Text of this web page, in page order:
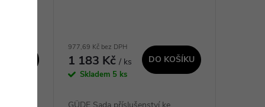
977,69 Kč bez DPH
1 183 Kč / ks
Skladem 5 ks
DO KOŠÍKU